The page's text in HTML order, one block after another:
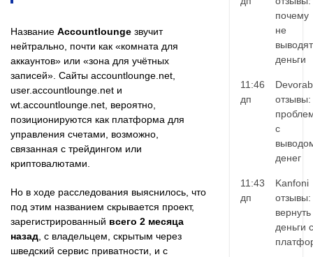
Название Accountlounge звучит
нейтрально, почти как «комната для
аккаунтов» или «зона для учётных
записей». Сайты accountlounge.net,
user.accountlounge.net и
wt.accountlounge.net, вероятно,
позиционируются как платформа для
управления счетами, возможно,
связанная с трейдингом или
криптовалютами.
Но в ходе расследования выяснилось, что
под этим названием скрывается проект,
зарегистрированный всего 2 месяца
назад , с владельцем, скрытым через
шведский сервис приватности, и с
почему
не
выводят
деньги
11:46
дп
отзывы:
с
денег
11:43
дп
Kanfoni
отзывы:
вернуть
деньги с